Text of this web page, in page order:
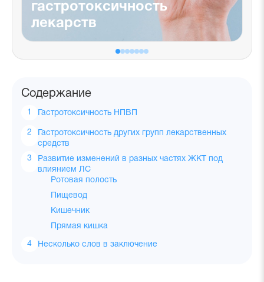
гастротоксичность
лекарств
Содержание
Гастротоксичность НПВП
Гастротоксичность других групп лекарственных
средств
Развитие изменений в разных частях ЖКТ под
влиянием ЛС
Ротовая полость
Пищевод
Кишечник
Прямая кишка
Несколько слов в заключение